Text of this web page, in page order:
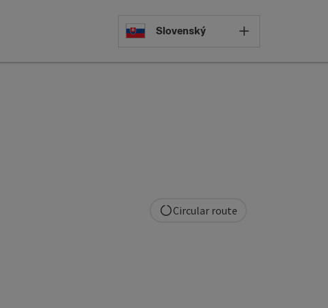
Select
Slovenský
Circular route